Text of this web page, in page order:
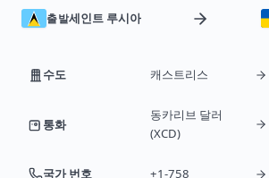
출발세인트 루시아
수도 캐스트리스
통화
동카리브 달러
(XCD)
국가 번호 +1-758